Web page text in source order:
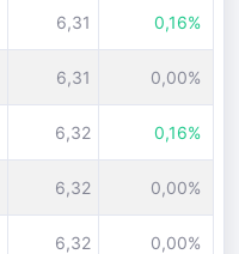
6,31 0,16%
6,31 0,00%
6,32 0,16%
6,32 0,00%
6,32 0,00%